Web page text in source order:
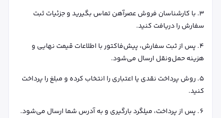
با کارشناسان فروش عصرآهن تماس بگیرید و جزئیات ثبت
سفارش را دریافت کنید.
پس از ثبت سفارش، پیش‌فاکتور با اطلاعات قیمت نهایی و
هزینه حمل‌ونقل ارسال می‌شود.
روش پرداخت نقدی یا اعتباری را انتخاب کرده و مبلغ را پرداخت
کنید.
پس از پرداخت، میلگرد بارگیری و به آدرس شما ارسال می‌شود.